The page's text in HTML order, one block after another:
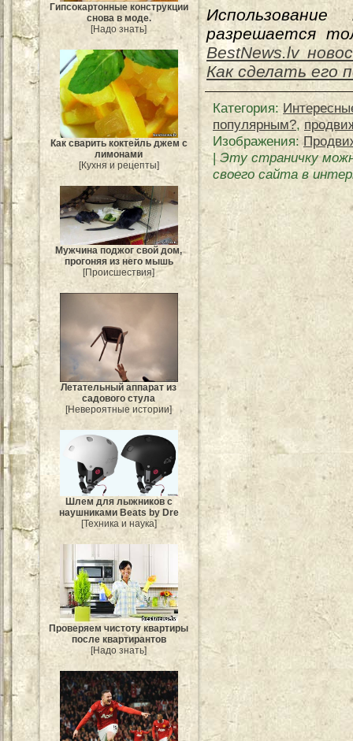
Гипсокартонные конструкции
снова в моде.
[Надо знать]
Как сварить коктейль джем с
лимонами
[Кухня и рецепты]
Мужчина поджог свой дом,
прогоняя из него мышь
[Происшествия]
Летательный аппарат из
садового стула
[Невероятные истории]
Шлем для лыжников с
наушниками Beats by Dre
[Техника и наука]
Проверяем чистоту квартиры
после квартирантов
[Надо знать]
разрешается
BestNews.lv
Как сделать его
Категория:
популярным?,
Изображения:
|Эту страничку
своего сайта в